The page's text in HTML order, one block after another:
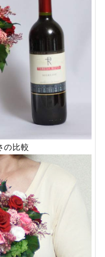
の比較